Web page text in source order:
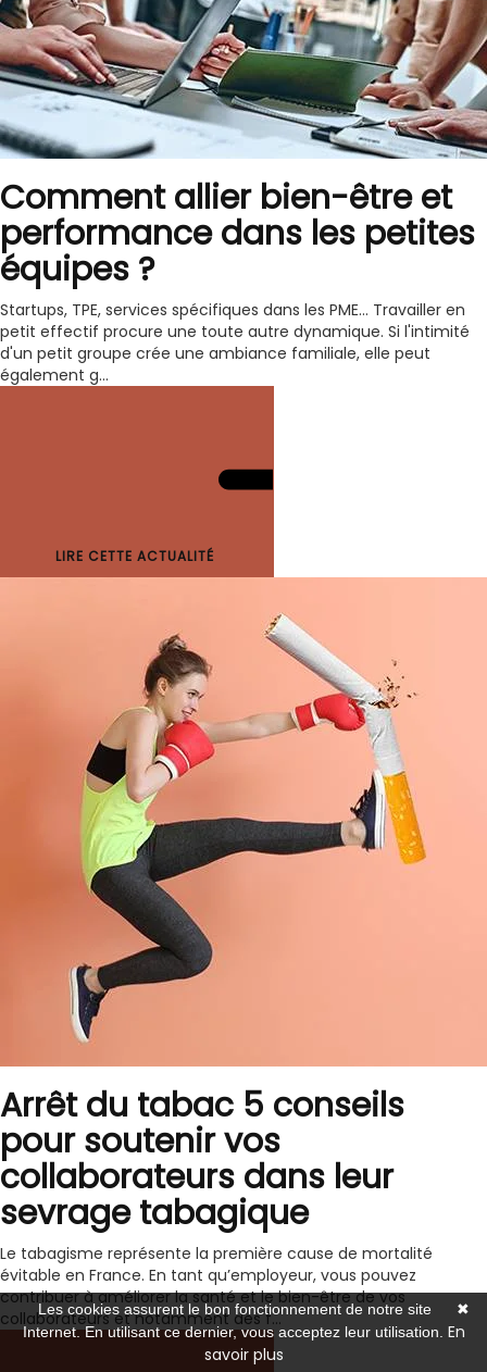
Comment allier bien-être et
performance dans les petites
équipes ?
Startups, TPE, services spécifiques dans les PME… Travailler en
petit effectif procure une toute autre dynamique. Si l'intimité
d'un petit groupe crée une ambiance familiale, elle peut
également g...
LIRE CETTE ACTUALITÉ
Arrêt du tabac 5 conseils
pour soutenir vos
collaborateurs dans leur
sevrage tabagique
Le tabagisme représente la première cause de mortalité
évitable en France. En tant qu’employeur, vous pouvez
contribuer à améliorer la santé et le bien-être de vos
collaborateurs et notamment des f...
✖
Les cookies assurent le bon fonctionnement de notre site
Internet. En utilisant ce dernier, vous acceptez leur utilisation. En
savoir plus